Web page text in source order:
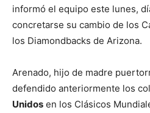
informó el equipo este lunes,
concretarse su cambio de los
los Diamondbacks de Arizona.
Arenado, hijo de madre
defendido anteriormente los
Unidos en los Clásicos